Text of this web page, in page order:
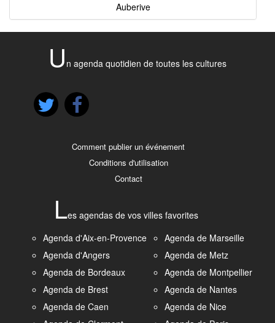
Auberive
U n agenda quotidien de toutes les cultures
Comment publier un événement
Conditions d'utilisation
Contact
Les agendas de vos villes favorites
Agenda d'Aix-en-Provence
Agenda d'Angers
Agenda de Bordeaux
Agenda de Brest
Agenda de Caen
Agenda de Marseille
Agenda de Metz
Agenda de Montpellier
Agenda de Nantes
Agenda de Nice